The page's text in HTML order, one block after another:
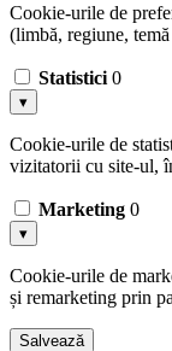
Cookie-urile de
(limbă, regiune,
Statistici 0
▾
Cookie-urile de
vizitatorii cu site-ul,
Marketing 0
▾
Cookie-urile de
și remarketing prin
Salvează